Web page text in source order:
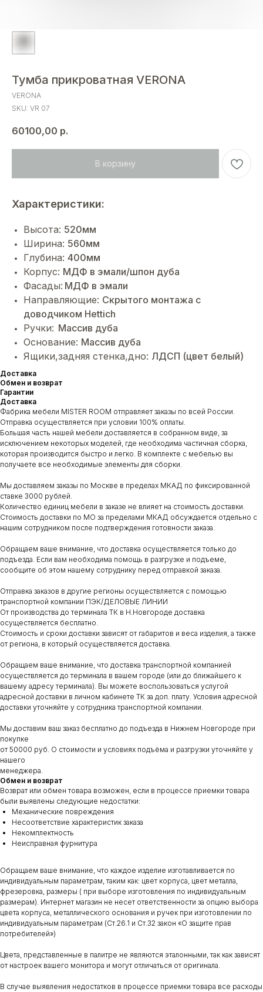
Тумба прикроватная VERONA
VERONA
SKU: VR 07
60100,00 р.
В корзину
Характеристики:
Высота: 520мм
Ширина: 560мм
Глубина: 400мм
Корпус: МДФ в эмали/шпон дуба
Фасады: МДФ в эмали
Направляющие: Cкрытого монтажа с
доводчиком Hettich
Ручки: Массив дуба
Основание: Массив дуба
Ящики,задняя стенка,дно: ЛДСП (цвет белый)
Доставка
Обмен и возврат
Гарантии
Доставка
Фабрика мебели MISTER ROOM отправляет заказы по всей России.
Отправка осуществляется при условии 100% оплаты.
Большая часть нашей мебели доставляется в собранном виде, за
исключением некоторых моделей, где необходима частичная сборка,
которая производится быстро и легко. В комплекте с мебелью вы
получаете все необходимые элементы для сборки.
Мы доставляем заказы по Москве в пределах МКАД по фиксированной
ставке 3000 рублей.
Количество единиц мебели в заказе не влияет на стоимость доставки.
Стоимость доставки по МО за пределами МКАД обсуждается отдельно с
нашим сотрудником после подтверждения готовности заказа.
Обращаем ваше внимание, что доставка осуществляется только до
подъезда. Если вам необходима помощь в разгрузке и подъеме,
сообщите об этом нашему сотруднику перед отправкой заказа.
Отправка заказов в другие регионы осуществляется с помощью
транспортной компании ПЭК/ДЕЛОВЫЕ ЛИНИИ
От производства до терминала ТК в Н.Новгороде доставка
осуществляется бесплатно.
Стоимость и сроки доставки зависят от габаритов и веса изделия, а также
от региона, в который осуществляется доставка.
Обращаем ваше внимание, что доставка транспортной компанией
осуществляется до терминала в вашем городе (или до ближайшего к
вашему адресу терминала). Вы можете воспользоваться услугой
адресной доставки в личном кабинете ТК за доп. плату. Условия адресной
доставки уточняйте у сотрудника транспортной компании.
Мы доставим ваш заказ бесплатно до подъезда в Нижнем Новгороде при
покупке
от 50000 руб. О стоимости и условиях подъёма и разгрузки уточняйте у
нашего
менеджера.
Обмен и возврат
Возврат или обмен товара возможен, если в процессе приемки товара
были выявлены следующие недостатки:
Механические повреждения
Несоответствие характеристик заказа
Некомплектность
Неисправная фурнитура
Обращаем ваше внимание, что каждое изделие изготавливается по
индивидуальным параметрам, таким как: цвет корпуса, цвет металла,
фрезеровка, размеры ( при выборе изготовления по индивидуальным
размерам). Интернет магазин не несет ответственности за опцию выбора
цвета корпуса, металлического основания и ручек при изготовлении по
индивидуальным параметрам (Ст.26.1 и Ст.32 закон «О защите прав
потребителей»)
Цвета, представленные в палитре не являются эталонными, так как зависят
от настроек вашего монитора и могут отличаться от оригинала.
В случае выявления недостатков в процессе приемки товара все расходы